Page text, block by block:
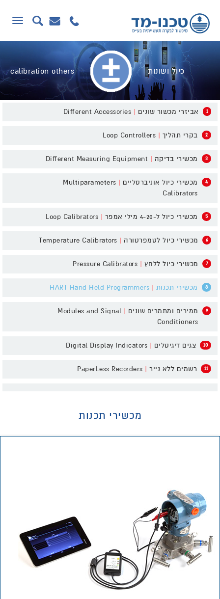
תפריט
כיול ושונות calibration others
1 אביזרי מכשור שונים |
2 בקרי תהליך |
3 מכשירי בדיקה |
4 מכשירי כיול אוניברסליים |
Multiparameters
Calibrators
5 מכשירי כיול ל-4-20 מילי אמפר |
6 מכשירי כיול לטמפרטורה |
7 מכשירי כיול ללחץ |
8 מכשירי תכנות |
9 ממירים ומתמרים שונים |
Modules and Signal
Conditioners
10 צגים דיגיטלים |
11 רשמים ללא נייר |
מכשירי תכנות